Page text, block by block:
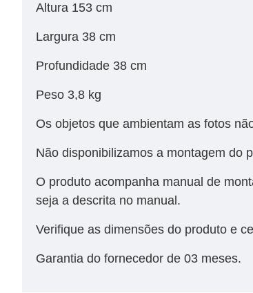
Altura 153 cm
Largura 38 cm
Profundidade 38 cm
Peso 3,8 kg
Os objetos que ambientam as fotos
Não disponibilizamos a montagem do
O produto acompanha manual de
seja a descrita no manual.
Verifique as dimensões do produto e
Garantia do fornecedor de 03 meses.